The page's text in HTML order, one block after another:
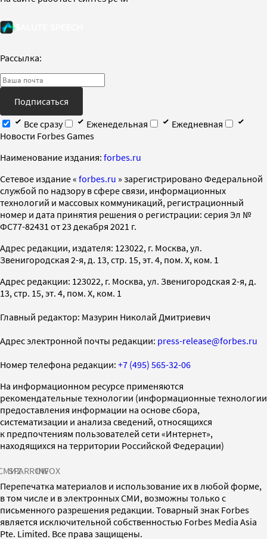
Рассылка:
Подписаться
Все сразу
Еженедельная
Ежедневная
Новости Forbes Games
Наименование издания: forbes.ru
Cетевое издание « forbes.ru » зарегистрировано Федеральной
службой по надзору в сфере связи, информационных
технологий и массовых коммуникаций, регистрационный
номер и дата принятия решения о регистрации: серия Эл №
ФС77-82431 от 23 декабря 2021 г.
Адрес редакции, издателя: 123022, г. Москва, ул.
Звенигородская 2-я, д. 13, стр. 15, эт. 4, пом. X, ком. 1
Адрес редакции: 123022, г. Москва, ул. Звенигородская 2-я, д.
13, стр. 15, эт. 4, пом. X, ком. 1
Главный редактор: Мазурин Николай Дмитриевич
Адрес электронной почты редакции: press-release@forbes.ru
Номер телефона редакции: +7 (495) 565-32-06
На информационном ресурсе применяются
рекомендательные технологии (информационные технологии
предоставления информации на основе сбора,
систематизации и анализа сведений, относящихся
к предпочтениям пользователей сети «Интернет»,
находящихся на территории Российской Федерации)
SPARROWINFOX
Перепечатка материалов и использование их в любой форме,
в том числе и в электронных СМИ, возможны только с
письменного разрешения редакции. Товарный знак Forbes
является исключительной собственностью Forbes Media Asia
Pte. Limited. Все права защищены.